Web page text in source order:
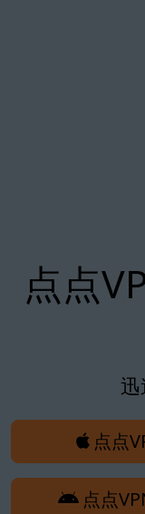
点点
点点
点点